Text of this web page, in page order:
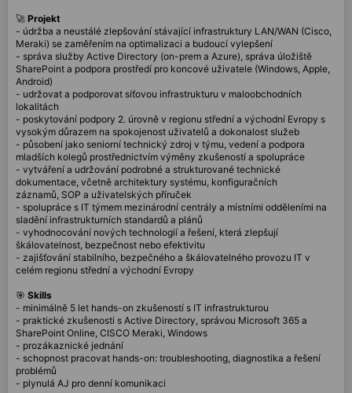
🚀 Projekt
- údržba a neustálé zlepšování stávající infrastruktury LAN/WAN (Cisco,
Meraki) se zaměřením na optimalizaci a budoucí vylepšení
- správa služby Active Directory (on-prem a Azure), správa úložiště
SharePoint a podpora prostředí pro koncové uživatele (Windows, Apple,
Android)
- udržovat a podporovat síťovou infrastrukturu v maloobchodních
lokalitách
- poskytování podpory 2. úrovně v regionu střední a východní Evropy s
vysokým důrazem na spokojenost uživatelů a dokonalost služeb
- působení jako seniorní technický zdroj v týmu, vedení a podpora
mladších kolegů prostřednictvím výměny zkušeností a spolupráce
- vytváření a udržování podrobné a strukturované technické
dokumentace, včetně architektury systému, konfiguračních
záznamů, SOP a uživatelských příruček
- spolupráce s IT týmem mezinárodní centrály a místními odděleními na
sladění infrastrukturních standardů a plánů
- vyhodnocování nových technologií a řešení, která zlepšují
škálovatelnost, bezpečnost nebo efektivitu
- zajišťování stabilního, bezpečného a škálovatelného provozu IT v
celém regionu střední a východní Evropy
🎯 Skills
- minimálně 5 let hands-on zkušeností s IT infrastrukturou
- praktické zkušenosti s Active Directory, správou Microsoft 365 a
SharePoint Online, CISCO Meraki, Windows
- prozákaznické jednání
- schopnost pracovat hands-on: troubleshooting, diagnostika a řešení
problémů
- plynulá AJ pro denní komunikaci